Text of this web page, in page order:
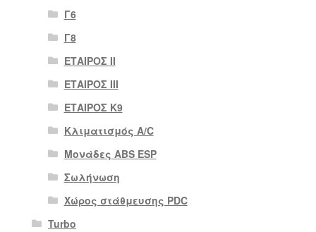
Γ6
Γ8
ΕΤΑΙΡΟΣ II
ΕΤΑΙΡΟΣ III
ΕΤΑΙΡΟΣ Κ9
Κλιματισμός A/C
Μονάδες ABS ESP
Σωλήνωση
Χώρος στάθμευσης PDC
Turbo